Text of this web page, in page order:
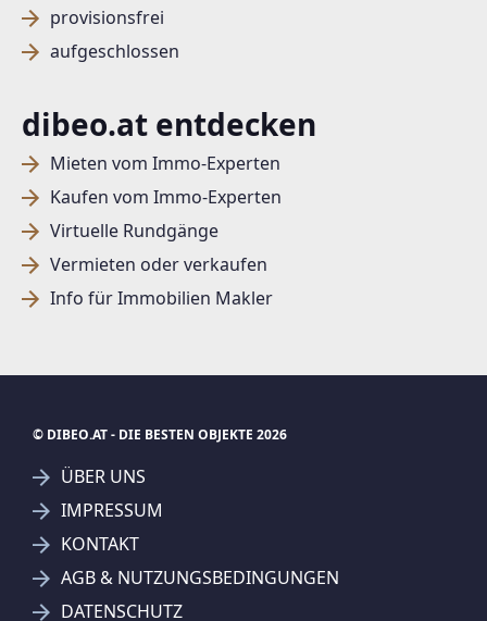
provisionsfrei
aufgeschlossen
dibeo.at entdecken
Mieten vom Immo-Experten
Kaufen vom Immo-Experten
Virtuelle Rundgänge
Vermieten oder verkaufen
Info für Immobilien Makler
© DIBEO.AT - DIE BESTEN OBJEKTE 2026
ÜBER UNS
IMPRESSUM
KONTAKT
AGB & NUTZUNGSBEDINGUNGEN
DATENSCHUTZ